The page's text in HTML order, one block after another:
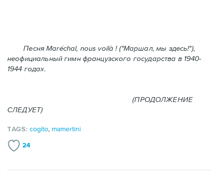
Песня Maréchal, nous voilà ! ("Маршал, мы здесь!"),
неофициальный гимн французского государства в 1940-
1944 годах.
(ПРОДОЛЖЕНИЕ
СЛЕДУЕТ)
TAGS:cogito, mamertini
24